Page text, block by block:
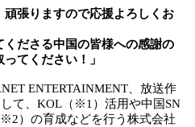
張りますので応援よろしくお
ださる中国の皆様への感謝の
てください！」
ENTERTAINMENT、放送作
て、KOL（※1）活用や中国SN
）の育成などを行う株式会社